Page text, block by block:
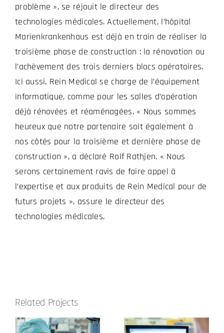
problème », se réjouit le directeur des
technologies médicales. Actuellement, l’hôpital
Marienkrankenhaus est déjà en train de réaliser la
troisième phase de construction : la rénovation ou
l’achèvement des trois derniers blocs opératoires.
Ici aussi, Rein Medical se charge de l’équipement
informatique, comme pour les salles d’opération
déjà rénovées et réaménagées. « Nous sommes
heureux que notre partenaire soit également à
nos côtés pour la troisième et dernière phase de
construction », a déclaré Rolf Rathjen. « Nous
serons certainement ravis de faire appel à
l’expertise et aux produits de Rein Medical pour de
futurs projets », assure le directeur des
technologies médicales.
Related Projects